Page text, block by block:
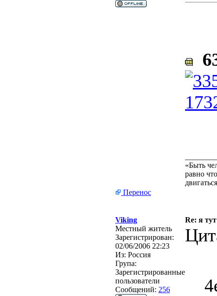
«Быть
равно
Перенос
Viking
Re: я
Местный житель
Зарегистрирован:
02/06/2006 22:23
Из: Россия
Група:
Зарегистрированные
пользователи
Сообщений: 256